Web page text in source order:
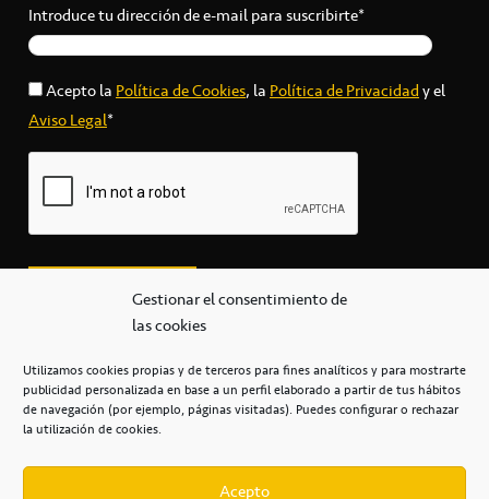
Gestionar el consentimiento de
las cookies
Utilizamos cookies propias y de terceros para fines analíticos y para mostrarte
publicidad personalizada en base a un perfil elaborado a partir de tus hábitos
de navegación (por ejemplo, páginas visitadas). Puedes configurar o rechazar
la utilización de cookies.
Acepto
Introduce tu dirección de e-mail para suscribirte*
Acepto laPolítica de Cookies, laPolítica de Privacidady el
Aviso Legal*
secretaria@cbcanarias.es
+34 922 253 684
Casa del Deporte / 38108 – La Laguna